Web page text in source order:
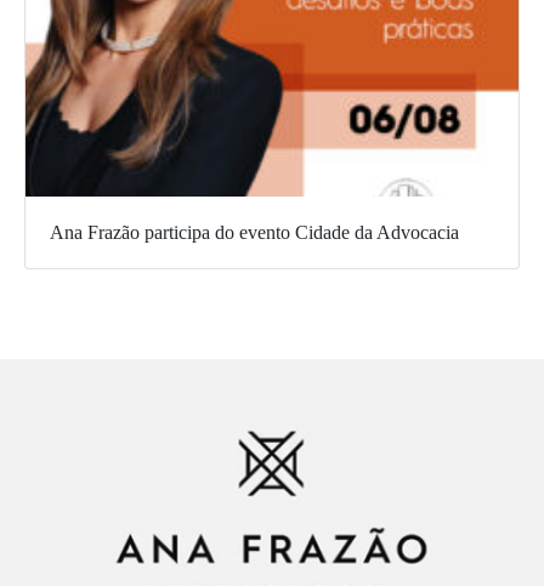
Ana Frazão participa do evento Cidade da Advocacia